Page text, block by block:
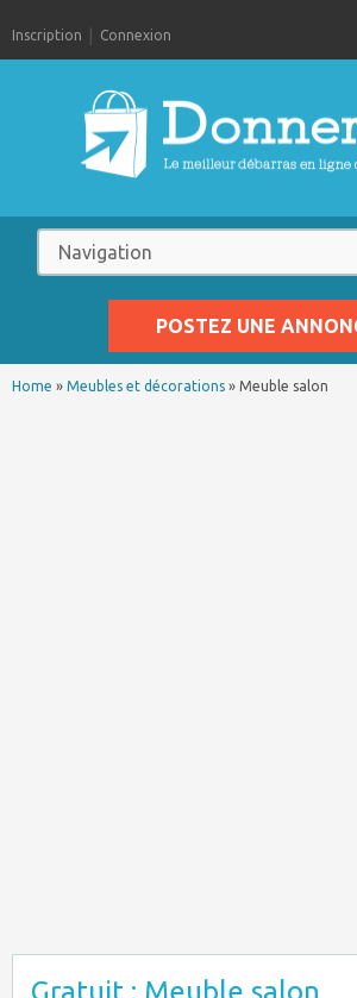
Inscription Connexion
POSTEZ UNE
Home » Meubles et décorations » Meuble salon
Gratuit : Meuble salon